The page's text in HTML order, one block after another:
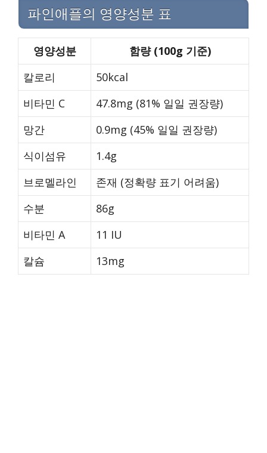
파인애플의 영양성분 표
영양성분
함량 (100g 기준)
칼로리
50kcal
비타민 C
47.8mg (81% 일일 권장량)
망간
0.9mg (45% 일일 권장량)
식이섬유
1.4g
브로멜라인
존재 (정확량 표기 어려움)
수분
86g
비타민 A
11 IU
칼슘
13mg